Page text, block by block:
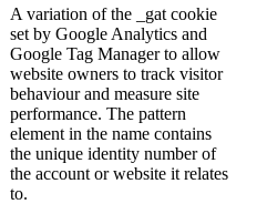
A variation of the _gat cookie
set by Google Analytics and
Google Tag Manager to allow
website owners to track visitor
behaviour and measure site
performance. The pattern
element in the name contains
the unique identity number of
the account or website it relates
to.